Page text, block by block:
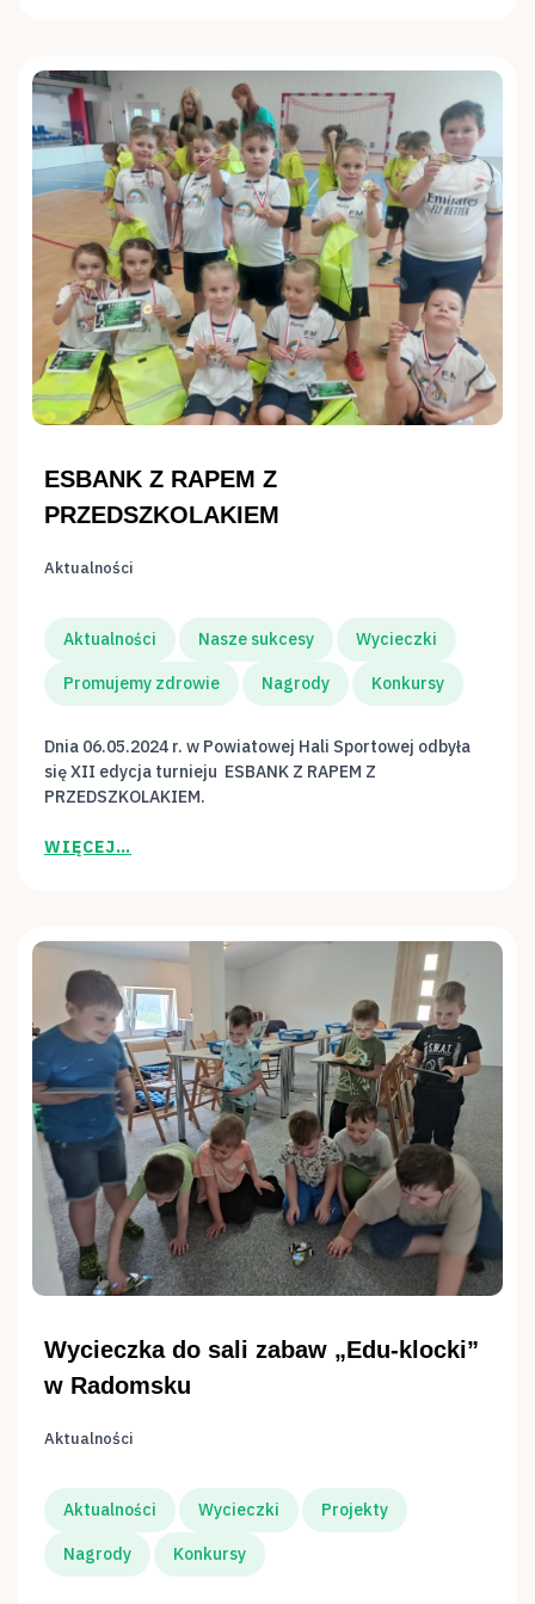
ESBANK Z RAPEM Z
PRZEDSZKOLAKIEM
Aktualności
Aktualności Nasze sukcesy Wycieczki
Promujemy zdrowie Nagrody Konkursy
Dnia 06.05.2024 r. w Powiatowej Hali Sportowej odbyła
się XII edycja turnieju ESBANK Z RAPEM Z
PRZEDSZKOLAKIEM.
WIĘCEJ…
Wycieczka do sali zabaw „Edu-klocki”
w Radomsku
Aktualności
Aktualności Wycieczki Projekty
Nagrody Konkursy